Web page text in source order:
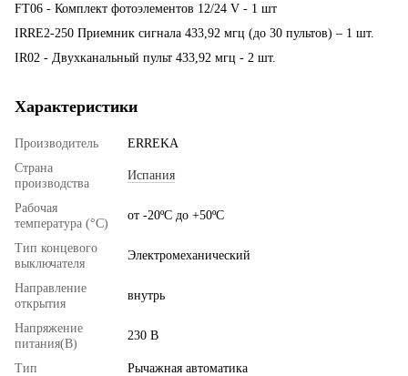
FT06 - Комплект фотоэлементов 12/24 V - 1 шт
IRRE2-250 Приемник сигнала 433,92 мгц (до 30 пультов) – 1 шт.
IR02 - Двухканальный пульт 433,92 мгц - 2 шт.
Характеристики
Производитель
ERREKA
Страна
производства
Испания
Рабочая
температура (°C)
от -20ºС до +50ºС
Тип концевого
выключателя
Электромеханический
Направление
открытия
внутрь
Напряжение
питания(В)
230 В
Тип
Рычажная автоматика